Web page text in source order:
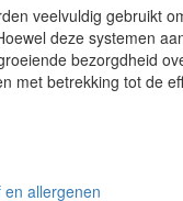
veelvuldig gebruikt
deze systemen
bezorgdheid
met betrekking tot de
en allergenen